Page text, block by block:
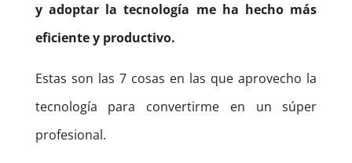
y adoptar la tecnología me ha hecho más
eficiente y productivo.
Estas son las 7 cosas en las que aprovecho la
tecnología para convertirme en un súper
profesional.